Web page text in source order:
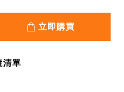
立即購買
清單